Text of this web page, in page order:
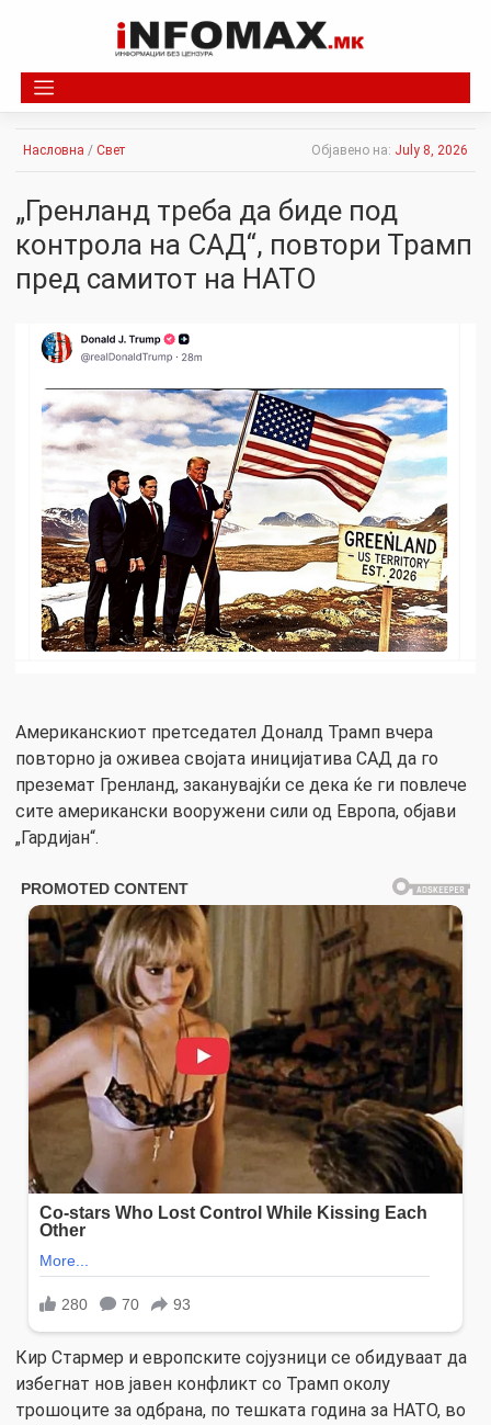
Насловна / Свет Објавено на: July 8, 2026
„Гренланд треба да биде под
контрола на САД“, повтори Трамп
пред самитот на НАТО
Американскиот претседател Доналд Трамп вчера
повторно ја оживеа својата иницијатива САД да го
преземат Гренланд, заканувајќи се дека ќе ги повлече
сите американски вооружени сили од Европа, објави
„Гардијан“.
Кир Стармер и европските сојузници се обидуваат да
избегнат нов јавен конфликт со Трамп околу
трошоците за одбрана, по тешката година за НАТО, во